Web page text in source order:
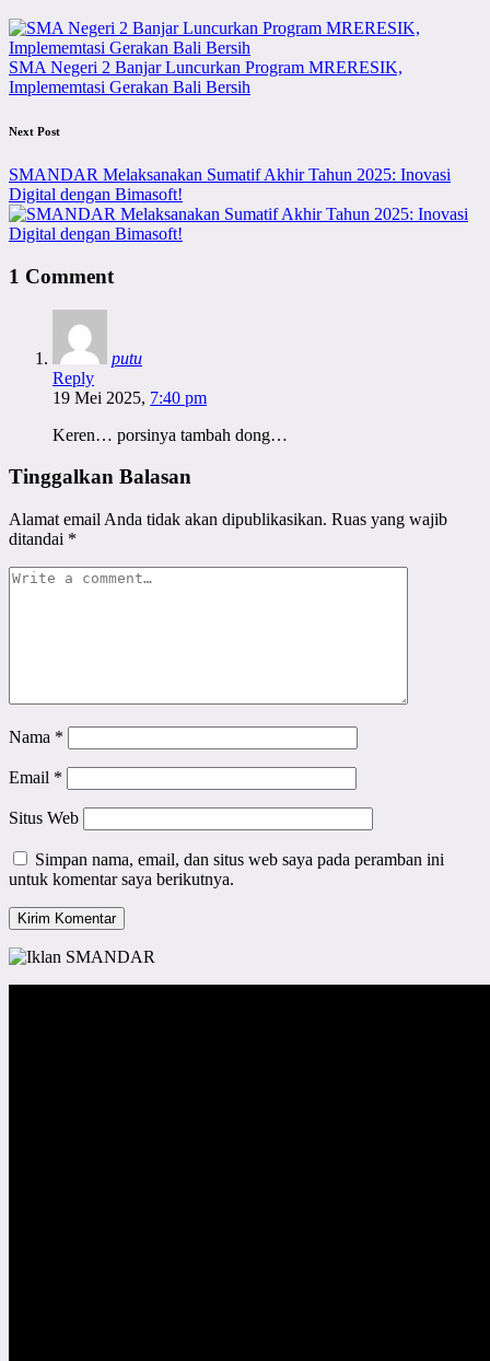
SMA Negeri 2 Banjar Luncurkan Program MRERESIK,
Implememtasi Gerakan Bali Bersih
Next Post
SMANDAR Melaksanakan Sumatif Akhir Tahun 2025: Inovasi
Digital dengan Bimasoft!
1 Comment
putu
Reply
19 Mei 2025, 7:40 pm
Keren… porsinya tambah dong…
Tinggalkan Balasan
Alamat email Anda tidak akan dipublikasikan. Ruas yang wajib
ditandai *
Nama *
Email *
Situs Web
Simpan nama, email, dan situs web saya pada peramban ini
untuk komentar saya berikutnya.